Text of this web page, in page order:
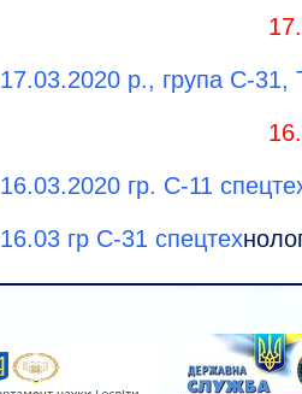
17.03.2020 р., група С-31,
16.03.2020 гр. С-11
16.03 гр С-31 спецтех